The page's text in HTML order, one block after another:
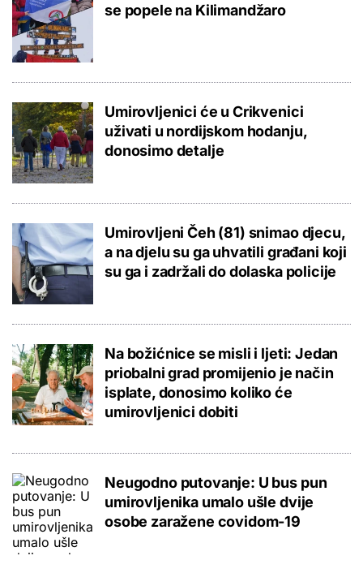
se popele na Kilimandžaro
Umirovljenici će u Crikvenici
uživati u nordijskom hodanju,
donosimo detalje
Umirovljeni Čeh (81) snimao djecu,
a na djelu su ga uhvatili građani koji
su ga i zadržali do dolaska policije
Na božićnice se misli i ljeti: Jedan
priobalni grad promijenio je način
isplate, donosimo koliko će
umirovljenici dobiti
Neugodno putovanje: U bus pun
umirovljenika umalo ušle dvije
osobe zaražene covidom-19